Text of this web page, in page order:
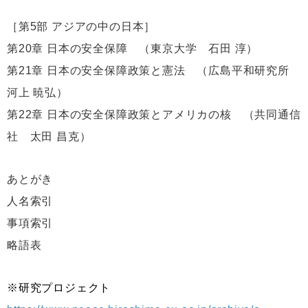
［第5部 アジアの中の日本］
第20章 日本の安全保障 （東京大学 石田 淳）
第21章 日本の安全保障政策と憲法 （広島平和研究所
河上 暁弘）
第22章 日本の安全保障政策とアメリカの核 （共同通信
社 太田 昌克）
あとがき
人名索引
事項索引
略語表
※研究プロジェクト